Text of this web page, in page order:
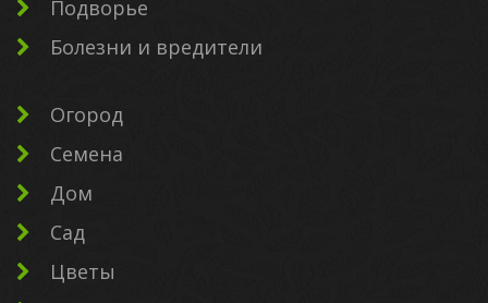
Подворье
Болезни и вредители
Огород
Семена
Дом
Сад
Цветы